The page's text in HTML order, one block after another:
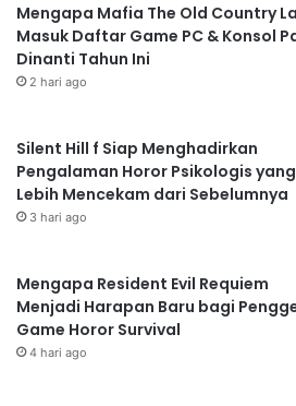
Mengapa Mafia The Old Country
Masuk Daftar Game PC & Konsol
Dinanti Tahun Ini
2 hari ago
Silent Hill f Siap Menghadirkan
Pengalaman Horor Psikologis yang
Lebih Mencekam dari Sebelumnya
3 hari ago
Mengapa Resident Evil Requiem
Menjadi Harapan Baru bagi
Game Horor Survival
4 hari ago